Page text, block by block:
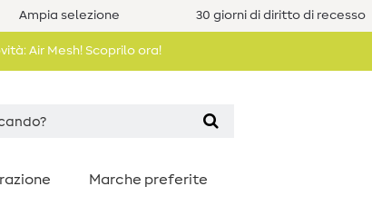
Ampia selezione 30 giorni di diritto di recesso
Air Mesh! Scoprilo ora!
Marche preferite